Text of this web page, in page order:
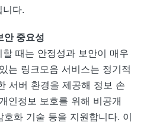
다.
안 중요성
때는 안정성과 보안이 매우
는 링크모음 서비스는 정기적
서버 환경을 제공해 정보 손
인정보 보호를 위해 비공개
화 기술 등을 지원합니다. 이